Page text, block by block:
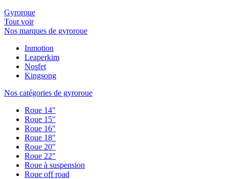
Gyroroue
Tout voir
Nos marques de gyroroue
Inmotion
Leaperkim
Nosfet
Kingsong
Nos catégories de gyroroue
Roue 14"
Roue 15"
Roue 16"
Roue 18"
Roue 20"
Roue 22"
Roue à suspension
Roue off road